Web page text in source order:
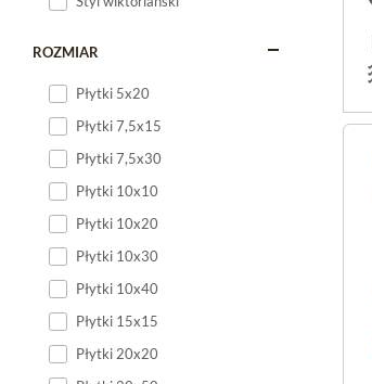
ROZMIAR
Płytki 5x20
Płytki 7,5x15
Płytki 7,5x30
Płytki 10x10
Płytki 10x20
Płytki 10x30
Płytki 10x40
Płytki 15x15
Płytki 20x20